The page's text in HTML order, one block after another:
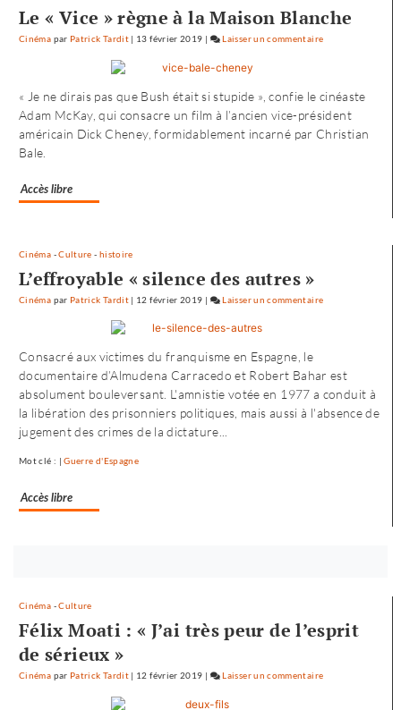
Le « Vice » règne à la Maison Blanche
Cinéma par Patrick Tardit | 13 février 2019 | Laisser un commentaire
l’Ouest
de
«
« Je ne dirais pas que Bush était si stupide », confie le cinéaste
Adam McKay, qui consacre un film à l’ancien vice-président
américain Dick Cheney, formidablement incarné par Christian
Bale.
Accès libre
Cinéma -Culture - histoire
L’effroyable « silence des autres »
Cinéma par Patrick Tardit | 12 février 2019 | Laisser un commentaire
de
«
Noureev
Consacré aux victimes du franquisme en Espagne, le
documentaire d’Almudena Carracedo et Robert Bahar est
absolument bouleversant. L'amnistie votée en 1977 a conduit à
la libération des prisonniers politiques, mais aussi à l'absence de
jugement des crimes de la dictature...
Mot clé : |Guerre d'Espagne
Accès libre
vous
maintenant
Cinéma -Culture
Félix Moati : « J’ai très peur de l’esprit
de sérieux »
Cinéma par Patrick Tardit 12 février 2019 Laisser un commentaire